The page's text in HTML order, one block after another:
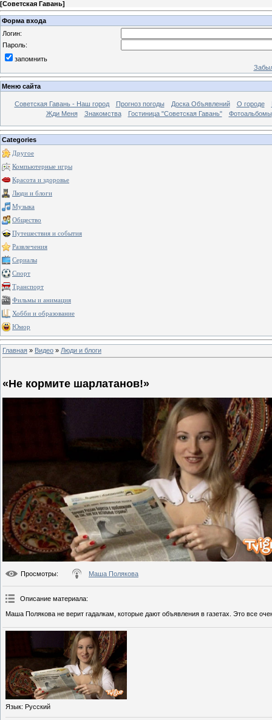
[Советская Гавань]
Форма входа
Логин:
Пароль:
запомнить
Меню сайта
Советская Гавань - Наш город Прогноз погоды Доска Объявлений О городе
Жди Меня
Знакомства Гостиница "Советская Гавань" Фотоальбомы
Categories
Другое
Компьютерные игры
Красота и здоровье
Люди и блоги
Музыка
Общество
Путешествия и события
Развлечения
Сериалы
Спорт
Транспорт
Фильмы и анимация
Хобби и образование
Юмор
Главная » Видео » Люди и блоги
«Не кормите шарлатанов!»
Просмотры: Маша Полякова
Описание материала:
Маша Полякова не верит гадалкам, которые дают объявления в газетах. Это все
Язык: Русский